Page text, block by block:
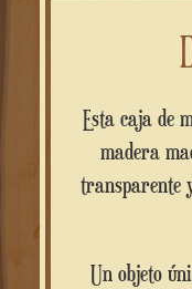
Esta caja de música redonda está hecha de
madera
transparente
Un objeto único que podrás personalizar